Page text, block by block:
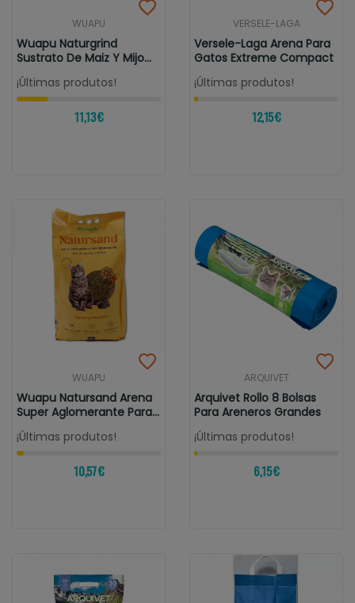
WUAPU
Wuapu Naturgrind
Sustrato De Maiz Y Mijo
Para Gatos
¡Últimas produtos!
11,13 €
VERSELE-LAGA
Versele-Laga Arena Para
Gatos Extreme Compact
¡Últimas produtos!
12,15 €
WUAPU
Wuapu Natursand Arena
Super Aglomerante Para
Gatos...
¡Últimas produtos!
10,57 €
ARQUIVET
Arquivet Rollo 8 Bolsas
Para Areneros Grandes
¡Últimas produtos!
6,15 €